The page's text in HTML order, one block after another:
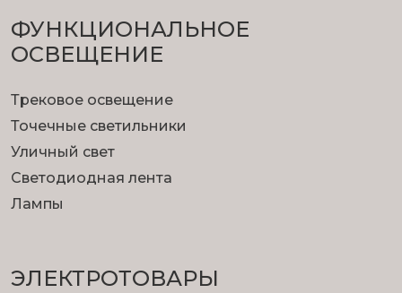
ФУНКЦИОНА­ЛЬНОЕ
ОСВЕЩЕНИЕ
Трековое освещение
Точечные светильники
Уличный свет
Светодиодная лента
Лампы
ЭЛЕКТРОТОВАРЫ